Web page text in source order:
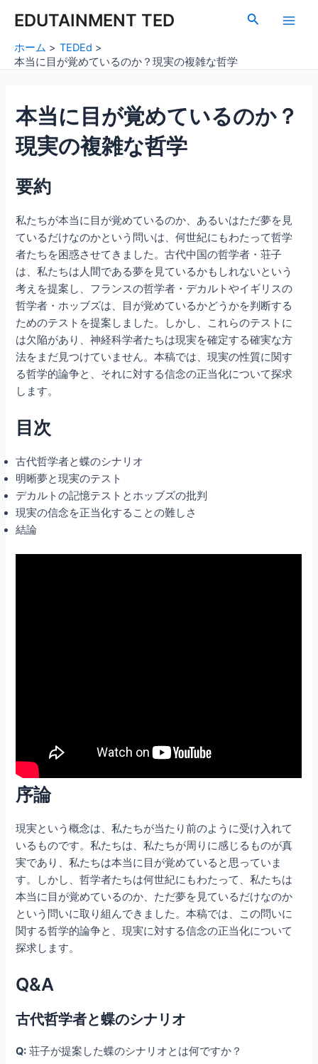
EDUTAINMENT TED
検
Main
ホーム
TEDEd
本当に目が覚めているのか？現実の複雑な哲学
本当に目が覚めているのか？
現実の複雑な哲学
要約
私たちが本当に目が覚めているのか、あるいはただ夢を見
ているだけなのかという問いは、何世紀にもわたって哲学
者たちを困惑させてきました。古代中国の哲学者・荘子
は、私たちは人間である夢を見ているかもしれないという
考えを提案し、フランスの哲学者・デカルトやイギリスの
哲学者・ホッブズは、目が覚めているかどうかを判断する
ためのテストを提案しました。しかし、これらのテストに
は欠陥があり、神経科学者たちは現実を確定する確実な方
法をまだ見つけていません。本稿では、現実の性質に関す
る哲学的論争と、それに対する信念の正当化について探求
します。
目次
古代哲学者と蝶のシナリオ
明晰夢と現実のテスト
デカルトの記憶テストとホッブズの批判
現実の信念を正当化することの難しさ
結論
序論
現実という概念は、私たちが当たり前のように受け入れて
いるものです。私たちは、私たちが周りに感じるものが真
実であり、私たちは本当に目が覚めていると思っていま
す。しかし、哲学者たちは何世紀にもわたって、私たちは
本当に目が覚めているのか、ただ夢を見ているだけなのか
という問いに取り組んできました。本稿では、この問いに
関する哲学的論争と、現実に対する信念の正当化について
探求します。
Q&A
古代哲学者と蝶のシナリオ
Q: 荘子が提案した蝶のシナリオとは何ですか？
navigation